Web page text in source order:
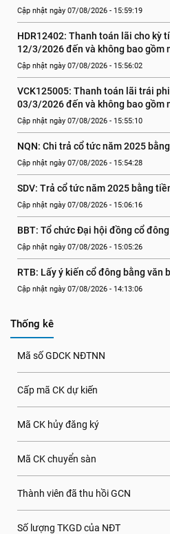
Cập nhật ngày 07/08/2026 - 15:59:19
HDR12402: Thanh toán lãi cho kỳ
12/3/2026 đến và không bao gồm
Cập nhật ngày 07/08/2026 - 15:56:02
VCK125005: Thanh toán lãi trái
03/3/2026 đến và không bao gồm
Cập nhật ngày 07/08/2026 - 15:55:10
NQN: Chi trả cổ tức năm 2025
Cập nhật ngày 07/08/2026 - 15:54:28
SDV: Trả cổ tức năm 2025 bằng
Cập nhật ngày 07/08/2026 - 15:06:16
BBT: Tổ chức Đại hội đồng cổ
Cập nhật ngày 07/08/2026 - 15:05:26
RTB: Lấy ý kiến cổ đông bằng văn
Cập nhật ngày 07/08/2026 - 14:13:06
Thống kê
Mã số GDCK NĐTNN
Cấp mã CK dự kiến
Mã CK hủy đăng ký
Mã CK chuyển sàn
Thành viên đã thu hồi GCN
Số lượng TKGD của NĐT